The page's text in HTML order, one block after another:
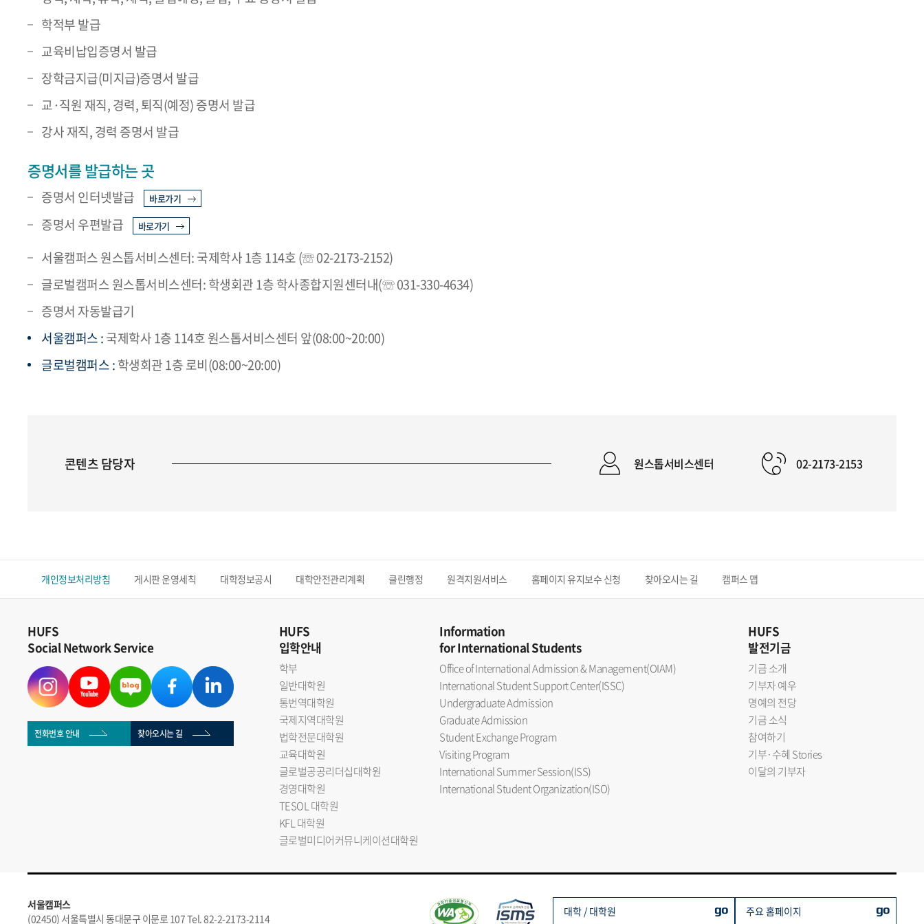
학적부 발급
교육비납입증명서 발급
장학금지급(미지급)증명서 발급
교·직원 재직, 경력, 퇴직(예정) 증명서 발급
강사 재직, 경력 증명서 발급
증명서를 발급하는 곳
증명서 인터넷발급 바로가기
증명서 우편발급 바로가기
서울캠퍼스 원스톱서비스센터: 국제학사 1층 114호 (☏ 02-2173-2152)
글로벌캠퍼스 원스톱서비스센터: 학생회관 1층 학사종합지원센터내(☏ 031-330-4634)
증명서 자동발급기
서울캠퍼스 :국제학사 1층 114호 원스톱서비스센터 앞(08:00~20:00)
글로벌캠퍼스 :학생회관 1층 로비(08:00~20:00)
콘텐츠 담당자 원스톱서비스센터 02-2173-2153
개인정보처리방침 게시판 운영세칙 대학정보공시 대학안전관리계획 클린행정 원격지원서비스 홈페이지 유지보수 신청 찾아오시는 길 캠퍼스 맵
HUFS
Social Network Service
전화번호 안내 찾아오시는 길
HUFS
입학안내
학부
일반대학원
통번역대학원
국제지역대학원
법학전문대학원
교육대학원
글로벌공공리더십대학원
경영대학원
TESOL 대학원
KFL 대학원
글로벌미디어커뮤니케이션대학원
Information
for International Students
Office of International Admission & Management(OIAM)
International Student Support Center(ISSC)
Undergraduate Admission
Graduate Admission
Student Exchange Program
Visiting Program
International Summer Session(ISS)
International Student Organization(ISO)
HUFS
발전기금
기금 소개
기부자 예우
명예의 전당
기금 소식
참여하기
기부·수혜 Stories
이달의 기부자
서울캠퍼스
(02450) 서울특별시 동대문구 이문로 107 Tel. 82-2-2173-2114
대학 / 대학원 go 주요 홈페이지 go